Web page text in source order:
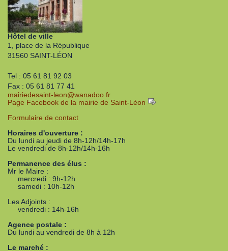
Hôtel de ville
1, place de la République
31560 SAINT-LÉON
Tel : 05 61 81 92 03
Fax : 05 61 81 77 41
mairiedesaint-leon@wanadoo.fr
Page Facebook de la mairie de Saint-Léon
Formulaire de contact
Horaires d'ouverture :
Du lundi au jeudi de 8h-12h/14h-17h
Le vendredi de 8h-12h/14h-16h
Permanence des élus :
Mr le Maire :
mercredi : 9h-12h
samedi : 10h-12h
Les Adjoints :
vendredi : 14h-16h
Agence postale :
Du lundi au vendredi de 8h à 12h
Le marché :